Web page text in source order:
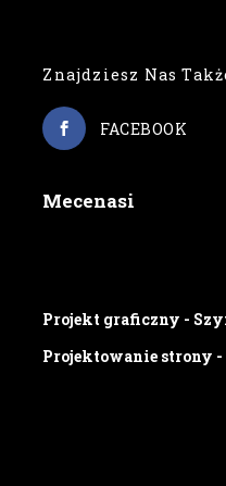
Znajdziesz Nas
FACEBOOK
Mecenasi
Projekt graficzny -
Projektowanie strony